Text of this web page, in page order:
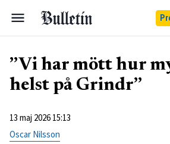
”Vi har mött hur
helst på Grindr”
13 maj 2026 15:13
Oscar Nilsson